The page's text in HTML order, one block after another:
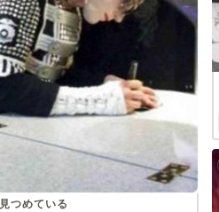
つめている